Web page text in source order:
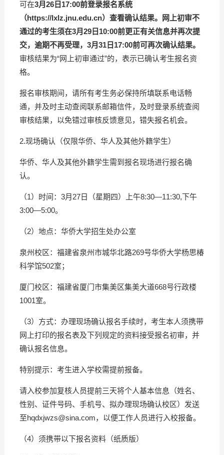
可在3月26日 17:00前登录报名系统
（https://lxlz.jnu.edu.cn）查看确认结果。网上初审不
通过的考生须在3月29日 10:00前更正有关信息并再次提
交，逾期不再受理， 3月31日 17:00前可再次确认结果。
审核结果为“网上初审通过”的，表示已确认考生报名资
格。
报名审核期间，请所有考生务必保持所填联系电话畅
通，并及时主动查阅联系邮箱信件，及时登录系统查阅
审核结果，以免错过审核反馈意见，错失报名机会。
2.现场确认（仅限华侨、华人及其他外籍学生）
华侨、华人及其他外籍学生需到报名现场进行报名确
认。
（1）时间：3月27日（星期四）上午8:30—11:30,下午
3:00—5:00。
（2）地点：华侨大学招生处办公室
泉州校区：福建省泉州市城华北路269号华侨大学杨思椿
科学馆502室；
厦门校区：福建省厦门市集美区集美大道668号行政楼
1001室。
（3）方式：办理现场确认报名手续时，考生本人须携带
网上打印的报名表及下列规定的资料接受报名初审，并
确认报名信息。
特别提示：考生进入学校需提前报备。
请入校参加复核人员提前三天将个人基本信息（姓名、
性别、证件号码、手机号、拟办理现场确认校区） 发送
至hqdxjwzs@sina.com，以便工作人员进行入校报备。
（4）须携带以下报名资料（纸质版）